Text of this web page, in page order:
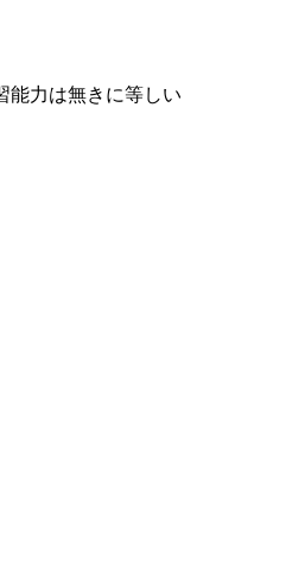
力は無きに等しい